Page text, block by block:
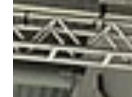
27. Jan. 4 Min. Lesezeit
Kardiale
Studiendaten zur
Symptomlinderung
Eine neue klinische Studie liefert